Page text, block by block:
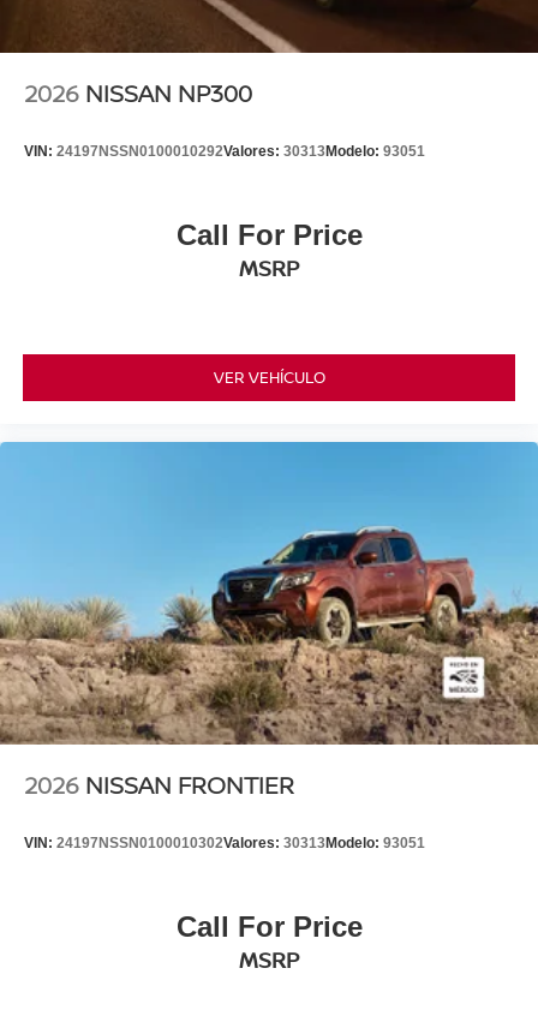
2026 NISSAN NP300
VIN: 24197NSSN0100010292Valores: 30313Modelo: 93051
Call For Price
MSRP
VER VEHÍCULO
2026 NISSAN FRONTIER
VIN: 24197NSSN0100010302Valores: 30313Modelo: 93051
Call For Price
MSRP